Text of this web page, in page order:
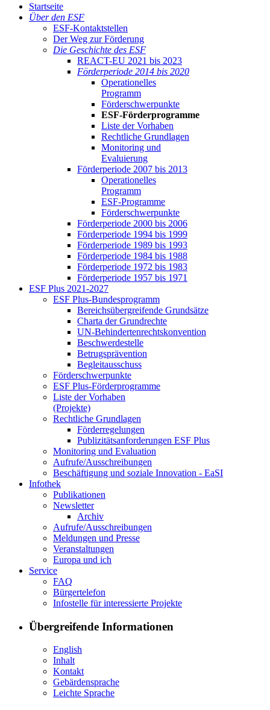
Start­sei­te
Über den ESF
ESF-Kon­takt­stel­len
Der Weg zur För­de­rung
Die Ge­schich­te des ESF
RE­ACT-EU 2021 bis 2023
För­der­pe­ri­ode 2014 bis 2020
Ope­ra­tio­nel­les
Pro­gramm
För­der­schwer­punk­te
ESF-För­der­pro­gram­me
Lis­te der Vor­ha­ben
Recht­li­che Grund­la­gen
Mo­ni­to­ring und
Eva­lu­ie­rung
För­der­pe­ri­ode 2007 bis 2013
Ope­ra­tio­nel­les
Pro­gramm
ESF-Pro­gram­me
För­der­schwer­punk­te
För­der­pe­ri­ode 2000 bis 2006
För­der­pe­ri­ode 1994 bis 1999
För­der­pe­ri­ode 1989 bis 1993
För­der­pe­ri­ode 1984 bis 1988
För­der­pe­ri­ode 1972 bis 1983
För­der­pe­ri­ode 1957 bis 1971
ESF Plus 2021-2027
ESF Plus-Bun­des­pro­gramm
Be­reichs­über­grei­fen­de Grund­sät­ze
Char­ta der Grund­rech­te
UN-Be­hin­der­ten­rechts­kon­ven­ti­on
Be­schwer­de­stel­le
Be­trugs­prä­ven­ti­on
Be­glei­taus­schuss
För­der­schwer­punk­te
ESF Plus-För­der­pro­gram­me
Lis­te der Vor­ha­ben
(Pro­jek­te)
Recht­li­che Grund­la­gen
För­der­re­ge­lun­gen
Pu­bli­zi­täts­an­for­de­run­gen ESF Plus
Mo­ni­to­ring und Eva­lua­ti­on
Auf­ru­fe/Aus­schrei­bun­gen
Be­schäf­ti­gung und so­zia­le In­no­va­ti­on - Ea­SI
In­fo­thek
Pu­bli­ka­tio­nen
Newslet­ter
Ar­chiv
Auf­ru­fe/Aus­schrei­bun­gen
Mel­dun­gen und Pres­se
Ver­an­stal­tun­gen
Eu­ro­pa und ich
Ser­vice
FAQ
Bür­ger­te­le­fon
In­fo­stel­le für in­ter­es­sier­te Pro­jek­te
Übergreifende Informationen
English
In­halt
Kon­takt
Ge­bär­den­spra­che
Leich­te Spra­che